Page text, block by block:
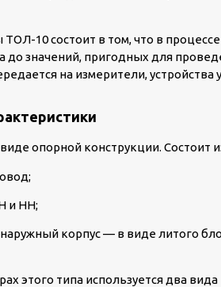
10 состоит в том, что в
до значений, пригодных для
на измерители, устройства
опорной конструкции. Состоит
и НН;
корпус — в виде литого
этого типа используется два